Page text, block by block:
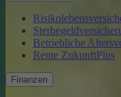
Betriebliche
Rente ZukunftPlus
Finanzen